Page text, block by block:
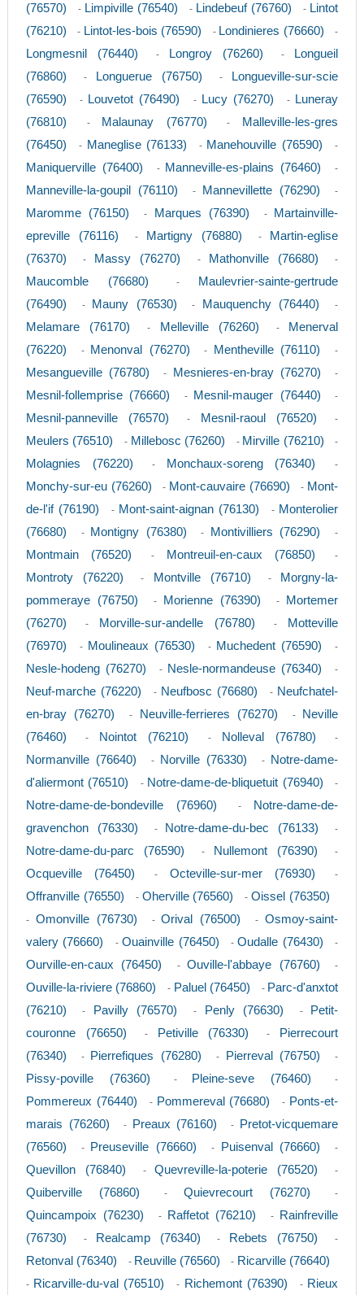
(76570)
- Limpiville (76540) - Lindebeuf (76760) - Lintot
(76210)
- Lintot-les-bois (76590) - Londinieres (76660) -
Longmesnil (76440) - Longroy (76260) -
Longueil
(76860)
- Longuerue (76750) -
Longueville-sur-scie
(76590)
- Louvetot (76490) - Lucy (76270) - Luneray
(76810)
- Malaunay (76770) -
Malleville-les-gres
(76450)
- Maneglise (76133) - Manehouville (76590) -
Maniquerville (76400) - Manneville-es-plains (76460) -
Manneville-la-goupil (76110) - Mannevillette (76290) -
Maromme (76150) - Marques (76390) -
Martainville-
epreville (76116)
- Martigny (76880) -
Martin-eglise
(76370)
- Massy (76270) - Mathonville (76680) -
Maucomble (76680) -
Maulevrier-sainte-gertrude
(76490)
- Mauny (76530) - Mauquenchy (76440) -
Melamare (76170) - Melleville (76260) -
Menerval
(76220)
- Menonval (76270) - Mentheville (76110) -
Mesangueville (76780) - Mesnieres-en-bray (76270) -
Mesnil-follemprise (76660) - Mesnil-mauger (76440) -
Mesnil-panneville (76570) - Mesnil-raoul (76520) -
Meulers (76510) - Millebosc (76260) - Mirville (76210) -
Molagnies (76220) - Monchaux-soreng (76340) -
Monchy-sur-eu (76260) - Mont-cauvaire (76690) - Mont-
de-l'if (76190)
- Mont-saint-aignan (76130) - Monterolier
(76680)
- Montigny (76380) - Montivilliers (76290) -
Montmain (76520) - Montreuil-en-caux (76850) -
Montroty (76220) - Montville (76710) -
Morgny-la-
pommeraye (76750)
- Morienne (76390) -
Mortemer
(76270)
- Morville-sur-andelle (76780) -
Motteville
(76970)
- Moulineaux (76530) - Muchedent (76590) -
Nesle-hodeng (76270) - Nesle-normandeuse (76340) -
Neuf-marche (76220) - Neufbosc (76680) - Neufchatel-
en-bray (76270)
- Neuville-ferrieres (76270) -
Neville
(76460)
- Nointot (76210) - Nolleval (76780) -
Normanville (76640) - Norville (76330) -
Notre-dame-
d'aliermont (76510)
- Notre-dame-de-bliquetuit (76940) -
Notre-dame-de-bondeville (76960) -
Notre-dame-de-
gravenchon (76330)
- Notre-dame-du-bec (76133) -
Notre-dame-du-parc (76590) - Nullemont (76390) -
Ocqueville (76450) - Octeville-sur-mer (76930) -
Offranville (76550) - Oherville (76560) -Oissel (76350)
- Omonville (76730) -Orival (76500) -Osmoy-saint-
valery (76660)
-Ouainville (76450) -Oudalle (76430) -
Ourville-en-caux (76450) -Ouville-l'abbaye (76760) -
Ouville-la-riviere (76860) - Paluel (76450) - Parc-d'anxtot
(76210)
- Pavilly (76570) - Penly (76630) -
Petit-
couronne (76650)
- Petiville (76330) -
Pierrecourt
(76340)
- Pierrefiques (76280) - Pierreval (76750) -
Pissy-poville (76360) - Pleine-seve (76460) -
Pommereux (76440) - Pommereval (76680) - Ponts-et-
marais (76260)
- Preaux (76160) -
Pretot-vicquemare
(76560)
- Preuseville (76660) - Puisenval (76660) -
Quevillon (76840) -Quevreville-la-poterie (76520) -
Quiberville (76860) - Quievrecourt (76270) -
Quincampoix (76230) - Raffetot (76210) -
Rainfreville
(76730)
- Realcamp (76340) - Rebets (76750) -
Retonval (76340) - Reuville (76560) - Ricarville (76640)
- Ricarville-du-val (76510) - Richemont (76390) - Rieux